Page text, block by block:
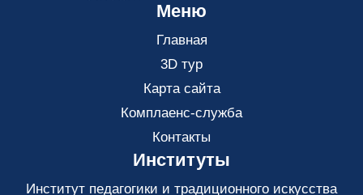
Меню
Главная
3D тур
Карта сайта
Комплаенс-служба
Контакты
Институты
Институт педагогики и традиционного искусства